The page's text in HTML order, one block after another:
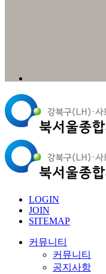
LOGIN
JOIN
SITEMAP
커뮤니티
커뮤니티
공지사항